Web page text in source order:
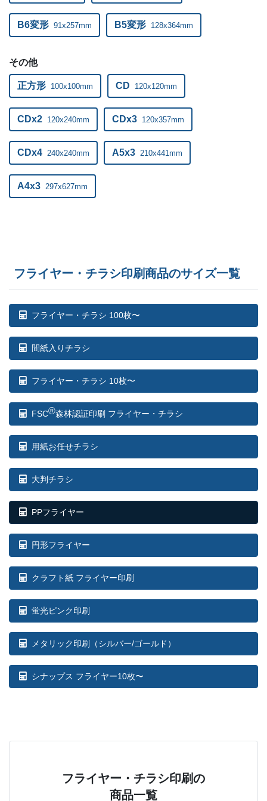
B6変形 91x257mm B5変形 128x364mm
その他
正方形 100x100mm CD 120x120mm
CDx2 120x240mm CDx3 120x357mm
CDx4 240x240mm A5x3 210x441mm
A4x3 297x627mm
フライヤー・チラシ印刷商品のサイズ一覧
フライヤー・チラシ 100枚〜
間紙入りチラシ
フライヤー・チラシ 10枚〜
FSC®森林認証印刷 フライヤー・チラシ
用紙お任せチラシ
大判チラシ
PPフライヤー
円形フライヤー
クラフト紙 フライヤー印刷
蛍光ピンク印刷
メタリック印刷（シルバー/ゴールド）
シナップス フライヤー10枚〜
フライヤー・チラシ印刷の
商品一覧